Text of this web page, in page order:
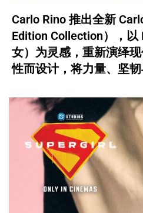
Carlo Rino 推出全新
Edition Collection），
女）为灵感，重新演绎
性而设计，将力量、坚